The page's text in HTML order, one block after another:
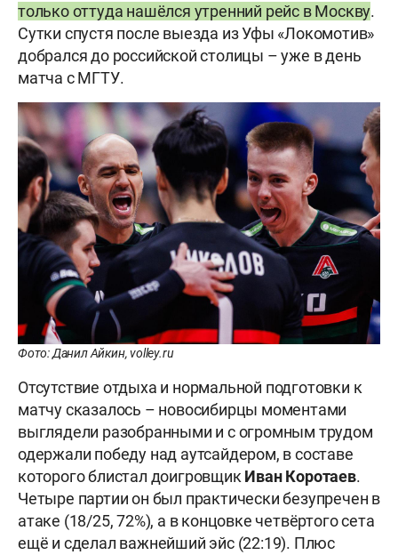
только оттуда нашёлся утренний рейс в Москву.
Сутки спустя после выезда из Уфы «Локомотив»
добрался до российской столицы – уже в день
матча с МГТУ.
Фото: Данил Айкин, volley.ru
Отсутствие отдыха и нормальной подготовки к
матчу сказалось – новосибирцы моментами
выглядели разобранными и с огромным трудом
одержали победу над аутсайдером, в составе
которого блистал доигровщикИван Коротаев.
Четыре партии он был практически безупречен в
атаке (18/25, 72%), а в концовке четвёртого сета
ещё и сделал важнейший эйс (22:19). Плюс